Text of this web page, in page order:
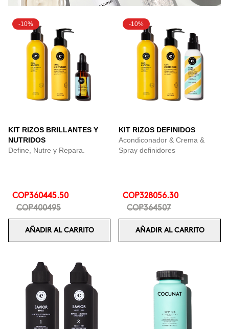
-10%
KIT RIZOS BRILLANTES Y
NUTRIDOS
Define, Nutre y Repara.
COP360445.50
COP400495
AÑADIR AL CARRITO
-10%
KIT RIZOS DEFINIDOS
Acondiconador & Crema &
Spray definidores
COP328056.30
COP364507
AÑADIR AL CARRITO